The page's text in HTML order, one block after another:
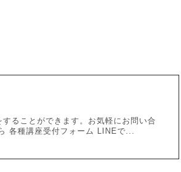
ることができます。お気軽にお問い合
各種講座受付フォーム LINEで...